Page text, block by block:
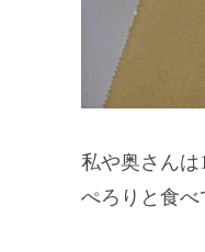
私や奥さん
ぺろりと食べ